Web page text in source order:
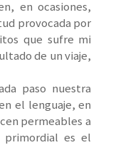
en ocasiones,
provocada por
que sufre mi
de un viaje,
paso nuestra
el lenguaje, en
permeables a
primordial es el